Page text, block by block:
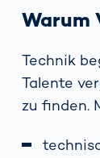
Warum
Technik
Talente
zu finden.